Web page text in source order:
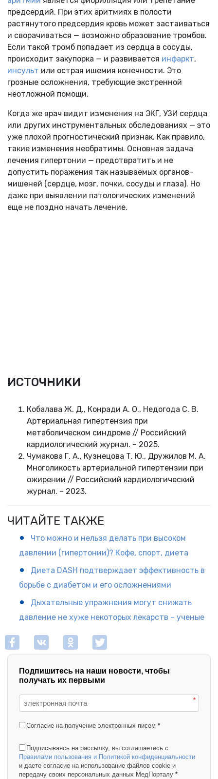
предсердий. При этих аритмиях в полости
растянутого предсердия кровь может застаиваться
и сворачиваться — возможно образование тромбов.
Если такой тромб попадает из сердца в сосуды,
происходит закупорка — и развивается инфаркт,
инсульт или острая ишемия конечности. Это
грозные осложнения, требующие экстренной
неотложной помощи.
Когда же врач видит изменения на ЭКГ, УЗИ сердца
или других инструментальных обследованиях — это
уже плохой прогностический признак. Как правило,
такие изменения необратимы. Основная задача
лечения гипертонии — предотвратить и не
допустить поражения так называемых органов-
мишеней (сердце, мозг, почки, сосуды и глаза). Но
даже при выявлении патологических изменений
еще не поздно начать лечение.
ИСТОЧНИКИ
Кобалава Ж. Д., Конради А. О., Недогода С. В.
Артериальная гипертензия при
метаболическом синдроме // Российский
кардиологический журнал. – 2025.
Чумакова Г. А., Кузнецова Т. Ю., Дружилов М. А.
Многоликость артериальной гипертензии при
ожирении // Российский кардиологический
журнал. – 2023.
ЧИТАЙТЕ ТАКЖЕ
Что можно и нельзя делать при высоком
давлении (гипертонии)? Кофе, спорт, диета
Диета DASH подтверждает эффективность в
борьбе с диабетом и его осложнениями
Дыхательные упражнения могут снижать
давление не хуже некоторых лекарств – ученые
Подпишитесь на наши новости, чтобы
получать их первыми
*
Согласие на получение электронных писем *
Подписываясь на рассылку, вы соглашаетесь с
Правилами пользования и Политикой конфиденциальности
и даете согласие на использование файлов cookie и
передачу своих персональных данных МедПорталу *